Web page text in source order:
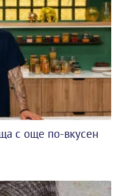
с още по-вкусен